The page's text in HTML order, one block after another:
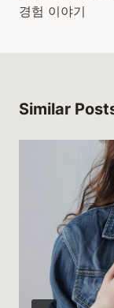
경험 이야기
Similar